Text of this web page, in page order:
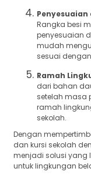
Penyesuaian
Rangka besi
penyesuaian
mudah
sesuai
Ramah
dari bahan
setelah masa
ramah
sekolah.
Dengan
dan kursi sekolah
menjadi solusi yang
untuk lingkungan